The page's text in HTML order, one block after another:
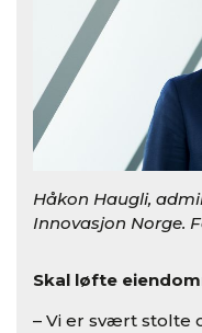
Håkon Haugli,
Innovasjon Norge.
Skal løfte
– Vi er svært stolte